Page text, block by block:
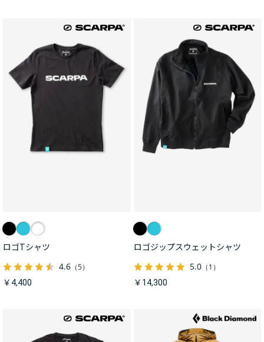
ロゴTシャツ
4.6 （5）
￥4,400
ロゴジップスウェットシャツ
5.0（1）
￥14,300